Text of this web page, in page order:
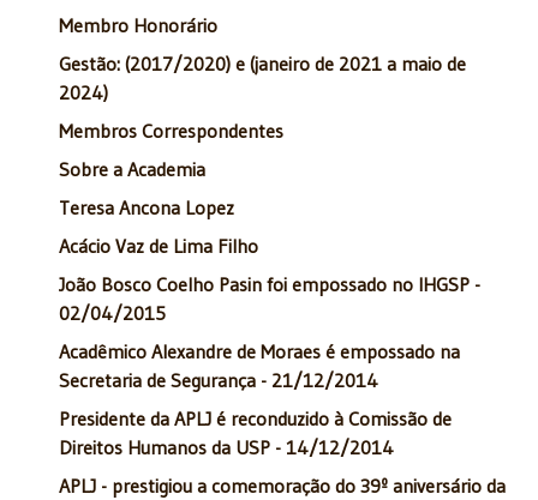
Membro Honorário
Gestão: (2017/2020) e (janeiro de 2021 a maio de
2024)
Membros Correspondentes
Sobre a Academia
Teresa Ancona Lopez
Acácio Vaz de Lima Filho
João Bosco Coelho Pasin foi empossado no IHGSP -
02/04/2015
Acadêmico Alexandre de Moraes é empossado na
Secretaria de Segurança - 21/12/2014
Presidente da APLJ é reconduzido à Comissão de
Direitos Humanos da USP - 14/12/2014
APLJ - prestigiou a comemoração do 39º aniversário da